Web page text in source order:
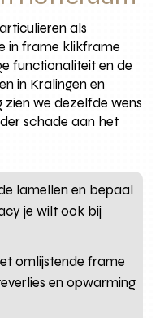
als
in frame klikframe
functionaliteit en de
in Kralingen en
zien we dezelfde wens
schade aan het
lamellen en bepaal
je wilt ook bij
omlijstende frame
en opwarming